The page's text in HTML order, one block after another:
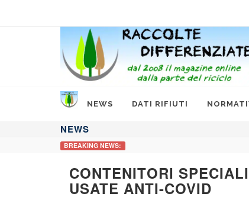
NEWS DATI RIFIUTI
NEWS
BREAKING NEWS:
CONTENITORI
USATE ANTI-COVID